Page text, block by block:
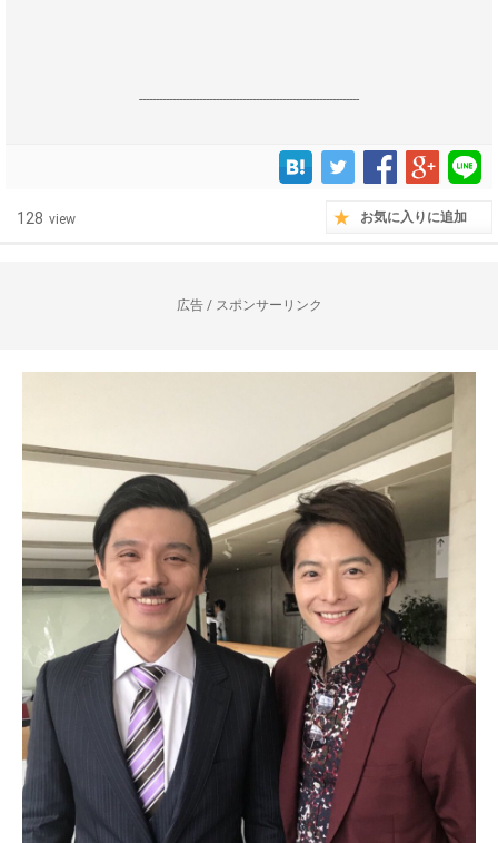
------------------------------------------------------------------
128 view お気に入りに追加
広告 / スポンサーリンク